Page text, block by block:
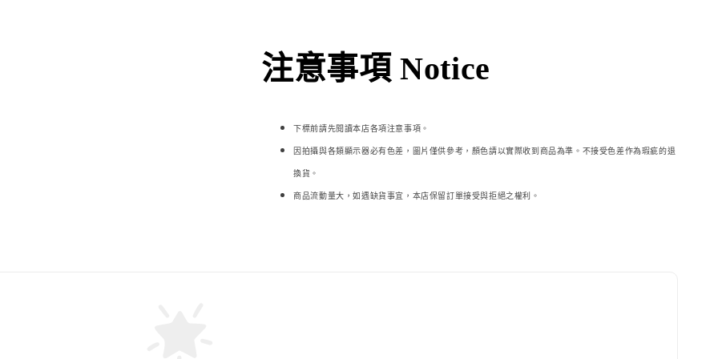
注意事項 Notice
下標前請先閱讀本店各項注意事項。
因拍攝與各類顯示器必有色差，圖片僅供參考，顏色請以實際收到商品為準。不接受色差作為瑕疵的退
換貨。
商品流動量大，如遇缺貨事宜，本店保留訂單接受與拒絕之權利。